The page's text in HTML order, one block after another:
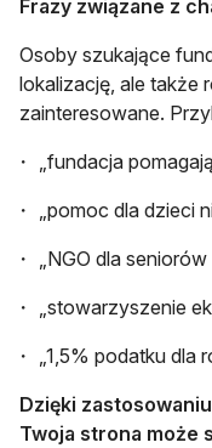
Frazy związane z
Osoby szukające
lokalizację, ale także
zainteresowane.
„fundacja
„pomoc dla dzieci
„NGO dla seniorów
„stowarzyszenie
„1,5% podatku dla
Dzięki
Twoja strona może